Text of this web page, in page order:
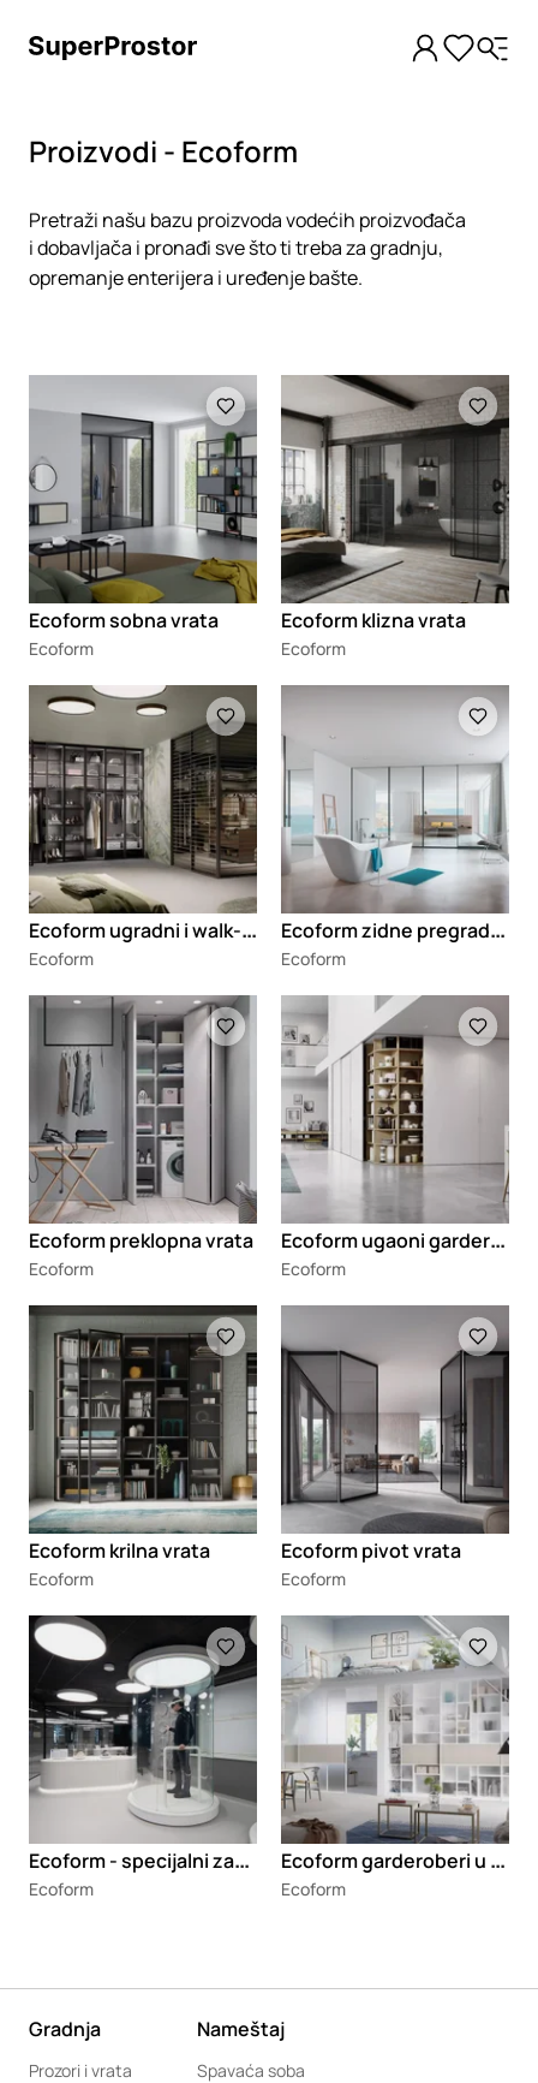
Proizvodi - Ecoform
Pretraži našu bazu proizvoda vodećih proizvođača
i dobavljača i pronađi sve što ti treba za gradnju,
opremanje enterijera i uređenje bašte.
Ecoform sobna vrata
Ecoform
Loading
Ecoform klizna vrata
Ecoform
Loading
E
coform ugradni i walk-in garderoberi
Ecoform
E
coform zidne pregrade staklo-aluminijum
Ecoform
Loading
Ecoform preklopna vrata
Ecoform
Loading
E
coform ugaoni garderoberi
Ecoform
Loading
Ecoform krilna vrata
Ecoform
Ecoform pivot vrata
Ecoform
Loading
E
coform - specijalni zahtevi
Ecoform
Loading
E
coform garderoberi u kosim krovovima
Ecoform
Gradnja
Prozori i vrata
Nameštaj
Spavaća soba